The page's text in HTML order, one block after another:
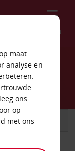
Menu
maat
analyse en
ons
op
met ons